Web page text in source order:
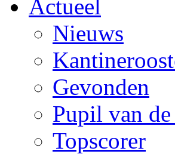
Actueel
Nieuws
Gevonden
Pupil van
Topscorer